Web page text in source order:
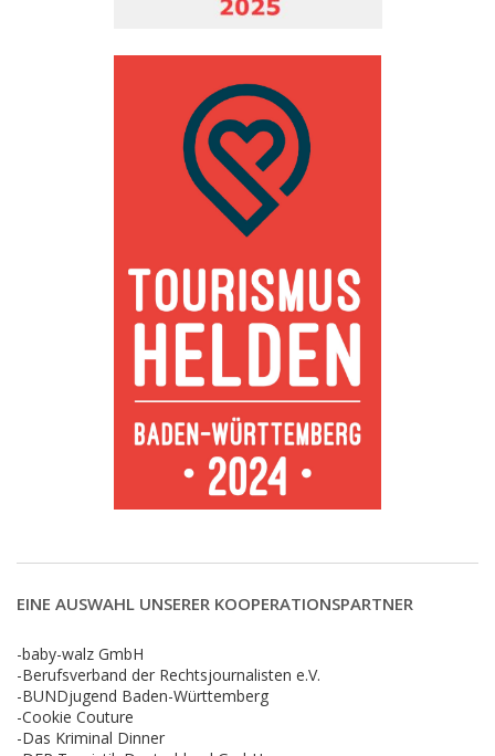
EINE AUSWAHL UNSERER KOOPERATIONSPARTNER
-baby-walz GmbH
-Berufsverband der Rechtsjournalisten e.V.
-BUNDjugend Baden-Württemberg
-Cookie Couture
-Das Kriminal Dinner